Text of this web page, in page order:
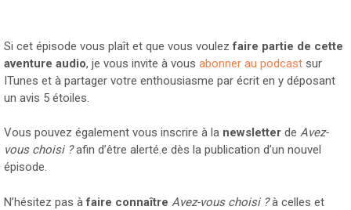
Si cet épisode vous plaît et que vous voulezfaire partie de cette
aventure audio, je vous invite à vous abonner au podcast sur
ITunes et à partager votre enthousiasme par écrit en y déposant
un avis 5 étoiles.
Vous pouvez également vous inscrire à la newsletter de Avez-
vous choisi ?afin d’être alerté.e dès la publication d’un nouvel
épisode.
N’hésitez pas àfaire connaître Avez-vous choisi ?à celles et